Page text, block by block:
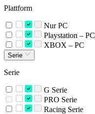
Plattform
Nur PC
Playstation – PC
XBOX – PC
Serie
Serie
G Serie
PRO Serie
Racing Serie